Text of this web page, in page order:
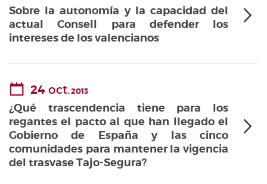
Sobre la autonomía y la capacidad del
actual Consell para defender los
intereses de los valencianos
24 oct.2013
¿Qué trascendencia tiene para los
regantes el pacto al que han llegado el
Gobierno de España y las cinco
comunidades para mantener la vigencia
del trasvase Tajo-Segura?